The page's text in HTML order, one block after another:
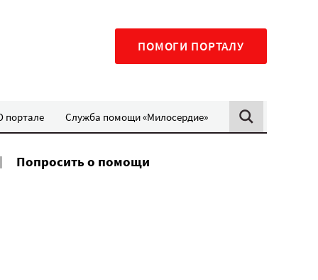
ПОМОГИ ПОРТАЛУ
портале Служба помощи «Милосердие»
Попросить о помощи